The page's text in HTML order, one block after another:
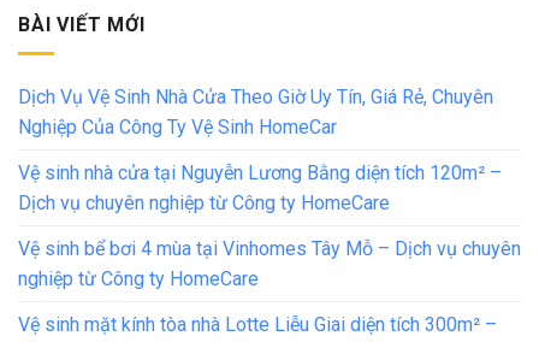
BÀI VIẾT MỚI
Dịch Vụ Vệ Sinh Nhà Cửa Theo Giờ Uy Tín, Giá Rẻ, Chuyên
Nghiệp Của Công Ty Vệ Sinh HomeCar
Vệ sinh nhà cửa tại Nguyễn Lương Bằng diện tích 120m² –
Dịch vụ chuyên nghiệp từ Công ty HomeCare
Vệ sinh bể bơi 4 mùa tại Vinhomes Tây Mỗ – Dịch vụ chuyên
nghiệp từ Công ty HomeCare
Vệ sinh mặt kính tòa nhà Lotte Liễu Giai diện tích 300m² –